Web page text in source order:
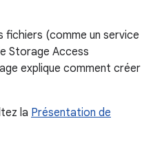
fichiers (comme un service
Storage Access
explique comment créer
la Présentation de